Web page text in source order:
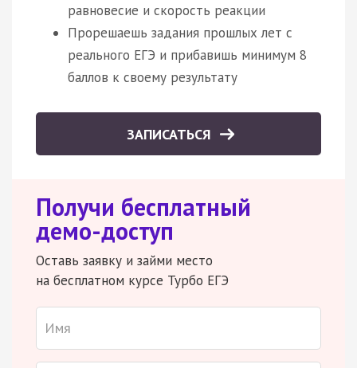
равновесие и скорость реакции
Прорешаешь задания прошлых лет с
реального ЕГЭ и прибавишь минимум 8
баллов к своему результату
ЗАПИСАТЬСЯ
Получи бесплатный
демо-доступ
Оставь заявку и займи место
на бесплатном курсе Турбо ЕГЭ